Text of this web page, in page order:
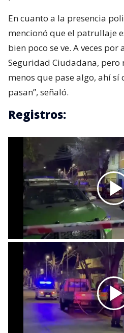
En cuanto a la presencia
mencionó que el patrullaje
bien poco se ve. A veces
Seguridad Ciudadana, pero
menos que pase algo, ahí sí
pasan”, señaló.
Registros: